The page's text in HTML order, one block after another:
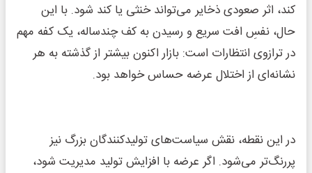
کند، اثر صعودی ذخایر می‌تواند خنثی یا کند شود. با این
حال، نفسِ افت سریع و رسیدن به کف چندساله، یک کفه مهم
در ترازوی انتظارات است: بازار اکنون بیشتر از گذشته به هر
نشانه‌ای از اختلال عرضه حساس خواهد بود.
در این نقطه، نقش سیاست‌های تولیدکنندگان بزرگ نیز
پررنگ‌تر می‌شود. اگر عرضه با افزایش تولید مدیریت شود،